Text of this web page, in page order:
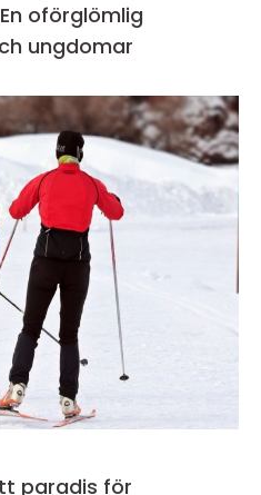
oförglömlig
ungdomar
paradis för